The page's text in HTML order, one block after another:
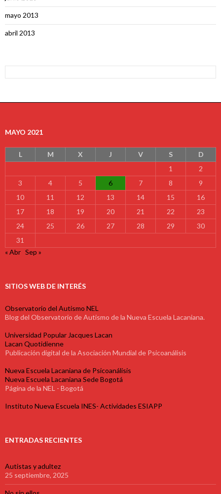
mayo 2013
abril 2013
MAYO 2021
L M X J V S
D
1
2
3
4 5 6 7 8
9
10
11 12 13 14 15
16
17
18 19 20 21 22
23
24
25 26 27 28 29
30
31
« Abr Sep »
SITIOS WEB DE INTERÉS
Observatorio del Autismo NEL
Blog del Observatorio de Autismo de la Nueva Escuela Lacaniana.
Universidad Popular Jacques Lacan
Lacan Quotidienne
Publicación digital de la Asociación Mundial de Psicoanálisis
Nueva Escuela Lacaniana de Psicoanálisis
Nueva Escuela Lacaniana Sede Bogotá
Página de la NEL - Bogotá
Instituto Nueva Escuela INES- Actividades ESIAPP
ENTRADAS RECIENTES
Autistas y adultez
25 septiembre, 2025